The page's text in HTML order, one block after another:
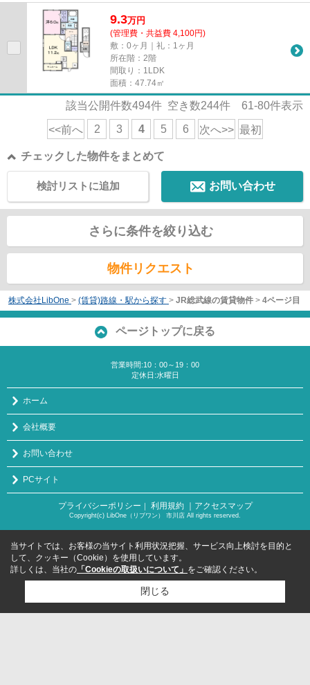
9.3万円
(管理費・共益費 4,100円)
敷：0ヶ月｜礼：1ヶ月
所在階：2階
間取り：1LDK
面積：47.74㎡
該当公開件数494件 空き数244件 61-80件表示
<<前へ 2 3 4 5 6 次へ>> 最初
チェックした物件をまとめて
お問い合わせ
検討リストに追加
さらに条件を絞り込む
物件リクエスト
株式会社LibOne > (賃貸)路線・駅から探す > JR総武線の賃貸物件 > 4ページ目
ページトップに戻る
営業時間:10：00～19：00
定休日:水曜日
ホーム
会社概要
お問い合わせ
PCサイト
プライバシーポリシー ｜ 利用規約 ｜アクセスマップ
Copyright(c) LibOne（リブワン） 市川店 All rights reserved.
当サイトでは、お客様の当サイト利用状況把握、サービス向上検討を目的と
して、クッキー（Cookie）を使用しています。
詳しくは、当社の 「Cookieの取扱いについて」 をご確認ください。
閉じる